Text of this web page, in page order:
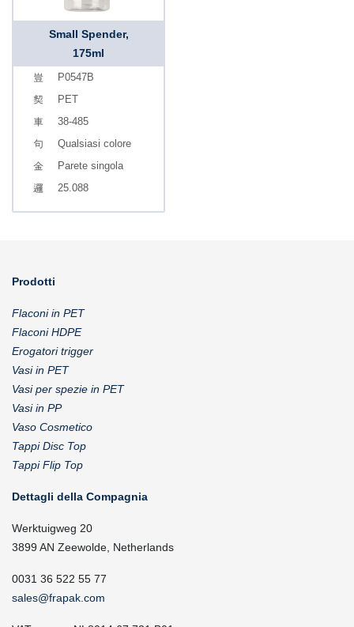
Small Spender,
175ml
P0547B
PET
38-485
Qualsiasi colore
Parete singola
25.088
Prodotti
Flaconi in PET
Flaconi HDPE
Erogatori trigger
Vasi in PET
Vasi per spezie in PET
Vasi in PP
Vaso Cosmetico
Tappi Disc Top
Tappi Flip Top
Dettagli della Compagnia
Werktuigweg 20
3899 AN Zeewolde, Netherlands
0031 36 522 55 77
sales@frapak.com